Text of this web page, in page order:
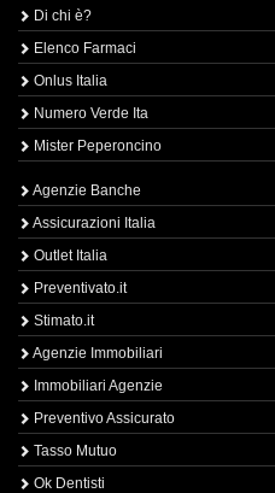
Di chi è?
Elenco Farmaci
Onlus Italia
Numero Verde Ita
Mister Peperoncino
Agenzie Banche
Assicurazioni Italia
Outlet Italia
Preventivato.it
Stimato.it
Agenzie Immobiliari
Immobiliari Agenzie
Preventivo Assicurato
Tasso Mutuo
Ok Dentisti